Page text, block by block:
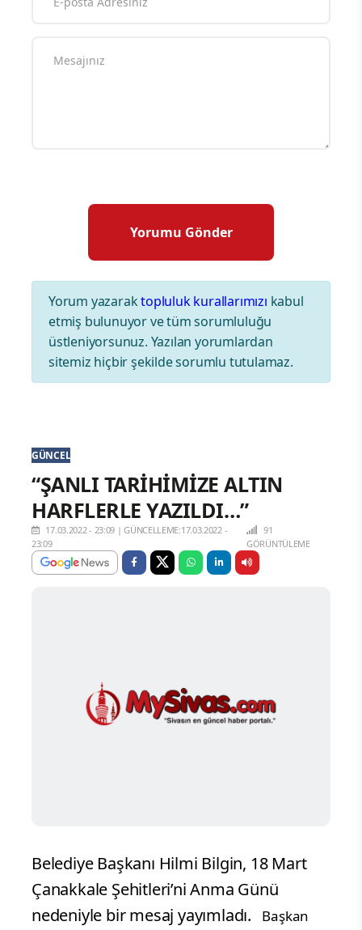
Yorum yazaraktopluluk kurallarımızı kabul
etmiş bulunuyor ve tüm sorumluluğu
üstleniyorsunuz. Yazılan yorumlardan
sitemiz hiçbir şekilde sorumlu tutulamaz.
GÜNCEL
“ŞANLI TARİHİMİZE ALTIN
HARFLERLE YAZILDI…”
17.03.2022 - 23:09 |GÜNCELLEME:17.03.2022 -
23:09
91
GÖRÜNTÜLEME
Belediye Başkanı Hilmi Bilgin, 18 Mart
Çanakkale Şehitleri’ni Anma Günü
nedeniyle bir mesaj yayımladı.
Başkan